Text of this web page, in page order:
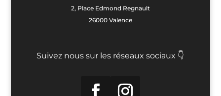
2, Place Edmond Regnault
26000 Valence
Suivez nous sur les réseaux sociaux 👇